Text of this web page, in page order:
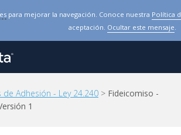
para mejorar la navegación. Conoce nuestra Política
aceptación. Ocultar este mensaje.
Adhesión - Ley 24.240 > Fideicomiso -
1